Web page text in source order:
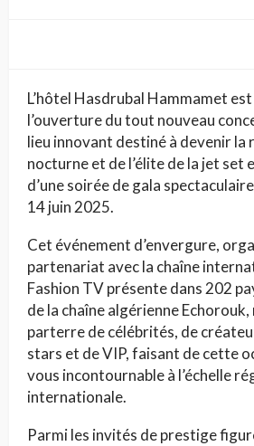
L’hôtel Hasdrubal Hammamet
l’ouverture du tout nouveau
lieu innovant destiné à devenir la
nocturne et de l’élite de la jet set
d’une soirée de gala
14 juin 2025.
Cet événement d’envergure,
partenariat avec la chaîne
Fashion TV présente dans 202
de la chaîne algérienne Echorouk,
parterre de célébrités, de
stars et de VIP, faisant de cette
vous incontournable à l’échelle
internationale.
Parmi les invités de prestige